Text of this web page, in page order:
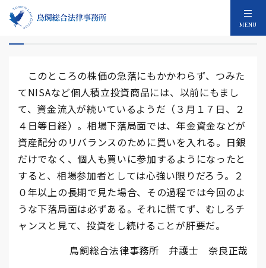
MENU
コロナに負けない積立投資
このところの株価の急落にもかかわらず、つみた
てNISAなど個人積立投資商品には、以前にもまし
て、資金流入が続いているようだ（３月１７日、２
４日等日経）。相場下落局面では、年金資金などが
資産配分のリバランスのために買いを入れる。日銀
だけでなく、個人も買いに参加するようになったと
すると、相場参加者としては心強い限りだろう。２
０年以上の長期で見た場合、その過程では今回のよ
うな下落局面は必ずある。それに慌てず、むしろチ
ャンスと見て、投資をし続けることが肝要だ。
鳥飼総合法律事務所 弁護士 奈良正哉